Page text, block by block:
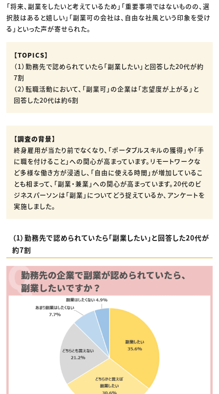
「将来、副業をしたいと考えているため」「重要事項ではないものの、選
択肢はあると嬉しい」「副業可の会社は、自由な社風という印象を受け
る」といった声が寄せられた。
【TOPICS】
（1）勤務先で認められていたら「副業したい」と回答した20代が約
7割
（2）転職活動において、「副業可」の企業は「志望度が上がる」と
回答した20代は約6割
【調査の背景】
終身雇用が当たり前でなくなり、「ポータブルスキルの獲得」や「手
に職を付けること」への関心が高まっています。リモートワークな
ど多様な働き方が浸透し、「自由に使える時間」が増加しているこ
とも相まって、「副業・兼業」への関心が高まっています。20代のビ
ジネスパーソンは「副業」についてどう捉えているか、アンケートを
実施しました。
（1）勤務先で認められていたら「副業したい」と回答した20代が
約7割